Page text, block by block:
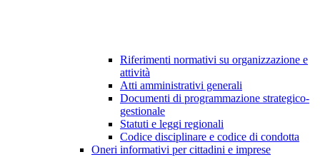
Riferimenti normativi su organizzazione e
attività
Atti amministrativi generali
Documenti di programmazione strategico-
gestionale
Statuti e leggi regionali
Codice disciplinare e codice di condotta
Oneri informativi per cittadini e imprese